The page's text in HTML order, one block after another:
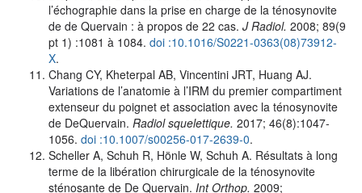
l’échographie dans la prise en charge de la ténosynovite
de de Quervain : à propos de 22 cas. J Radiol. 2008; 89(9
pt 1) :1081 à 1084. doi :10.1016/S0221-0363(08)73912-
X.
Chang CY, Kheterpal AB, Vincentini JRT, Huang AJ.
Variations de l’anatomie à l’IRM du premier compartiment
extenseur du poignet et association avec la ténosynovite
de DeQuervain. Radiol squelettique. 2017; 46(8):1047-
1056. doi :10.1007/s00256-017-2639-0.
Scheller A, Schuh R, Hönle W, Schuh A. Résultats à long
terme de la libération chirurgicale de la ténosynovite
sténosante de De Quervain. Int Orthop. 2009;